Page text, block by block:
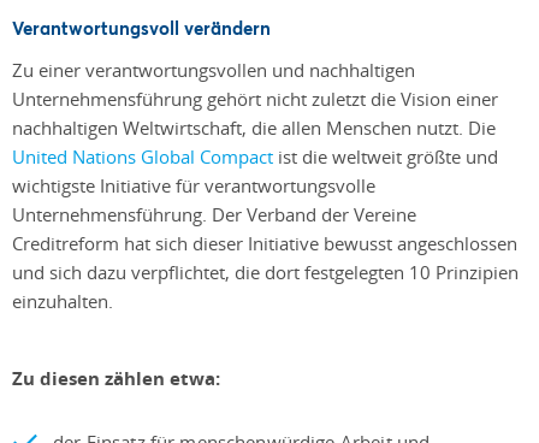
Verantwortungsvoll verändern
Zu einer verantwortungsvollen und nachhaltigen
Unternehmensführung gehört nicht zuletzt die Vision einer
nachhaltigen Weltwirtschaft, die allen Menschen nutzt. Die
United Nations Global Compact ist die weltweit größte und
wichtigste Initiative für verantwortungsvolle
Unternehmensführung. Der Verband der Vereine
Creditreform hat sich dieser Initiative bewusst angeschlossen
und sich dazu verpflichtet, die dort festgelegten 10 Prinzipien
einzuhalten.
Zu diesen zählen etwa: